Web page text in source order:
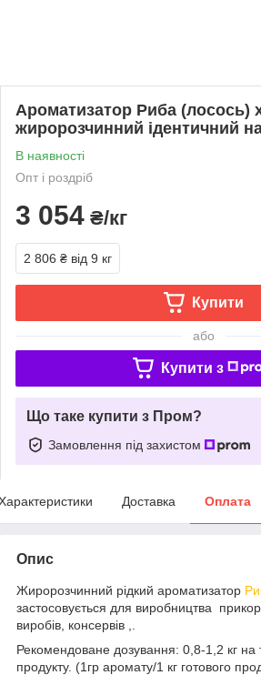
Ароматизатор Риба (лосось)
жиророзчинний ідентичний
В наявності
Опт і роздріб
3 054 ₴/кг
2 806 ₴ від 9 кг
Купити
або
Купити з
Що таке купити з Пром?
Замовлення під захистом
Доставка Оплата
Опис
Жиророзчинний рідкий ароматизатор
застосовується для виробництва
виробів, консервів ,.
Рекомендоване дозування: 0,8-1,2 кг на
продукту. (1гр аромату/1 кг готового